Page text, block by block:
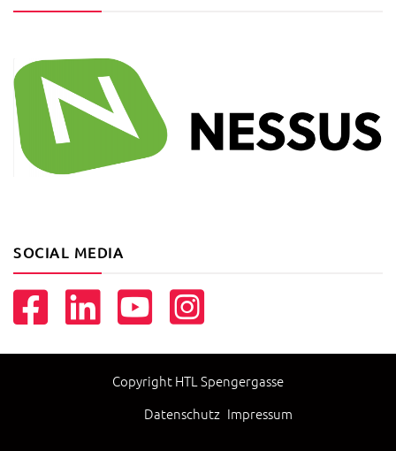
SOCIAL MEDIA
Copyright HTL Spengergasse
Datenschutz Impressum